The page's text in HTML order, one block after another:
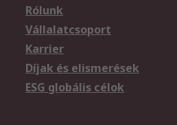
Rólunk
Vállalatcsoport
Karrier
Díjak és elismerések
ESG globális célok